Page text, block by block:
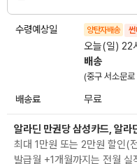
수령예상일 양탄자배송
오늘(일) 22
배송
(중구 서소문
배송료 무료
알라딘 만권당 삼성카드, 알
최대 1만원 또는 2만원 할인(
발급월 +1개월까지는 전월